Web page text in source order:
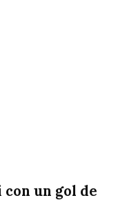
un gol de